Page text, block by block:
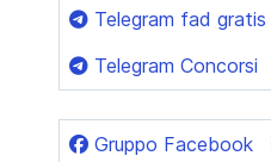
Telegram fad
Telegram Concorsi
Gruppo Facebook